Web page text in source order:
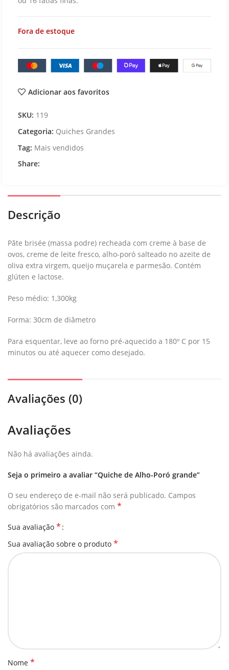
Fora de estoque
Adicionar aos favoritos
SKU: 119
Categoria: Quiches Grandes
Tag: Mais vendidos
Share:
Descrição
Pâte brisée (massa podre) recheada com creme à base de
ovos, creme de leite fresco, alho-poró salteado no azeite de
oliva extra virgem, queijo muçarela e parmesão. Contém
glúten e lactose.
Peso médio: 1,300kg
Forma: 30cm de diâmetro
Para esquentar, leve ao forno pré-aquecido a 180º C por 15
minutos ou até aquecer como desejado.
Avaliações (0)
Avaliações
Não há avaliações ainda.
Seja o primeiro a avaliar “Quiche de Alho-Poró grande”
O seu endereço de e-mail não será publicado. Campos
obrigatórios são marcados com *
Sua avaliação *
Sua avaliação sobre o produto *
Nome *